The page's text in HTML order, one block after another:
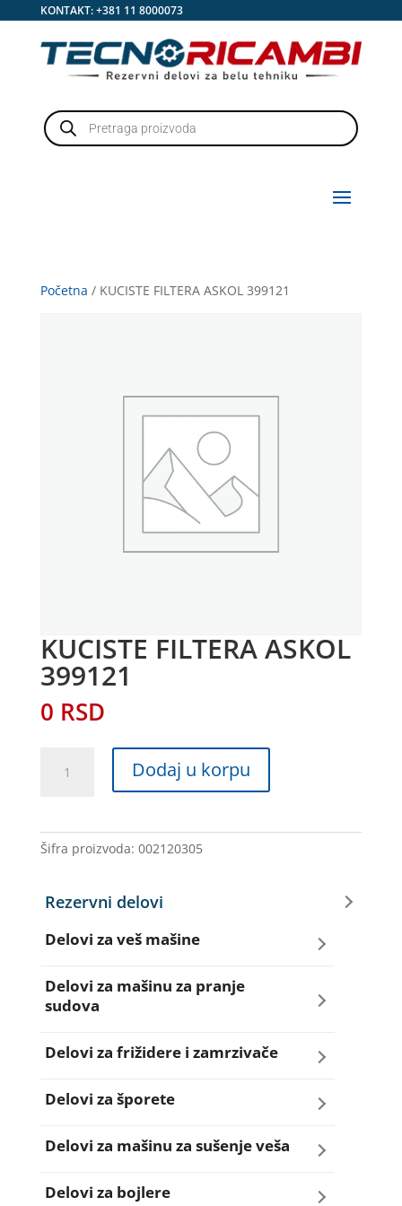
KONTAKT:+381 11 8000073
Products
search
Početna / KUCISTE FILTERA ASKOL 399121
KUCISTE FILTERA ASKOL
399121
0 RSD
FILTERA
količina
Dodaj u korpu
Šifra proizvoda: 002120305
Rezervni delovi
Delovi za veš mašine
Amortizeri za veš mašinu
Delovi za mašinu za pranje
sudova
Creva za sudo mašine
Dihtunzi za sudo mašine
Elektroventili za sudo mašine
Filteri za sudo mašine
Delovi za frižidere i zamrzivače
Aqua filteri za frižidere
Dihtunzi za frižidere i zamrzivače
Elektronika za frižidere i zamrzivače
Delovi za šporete
Dihtunzi za šporete
Dugmad za šporete
Delovi za mašinu za sušenje veša
Dihtunzi mašine za sušenje veša
Delovi za bojlere